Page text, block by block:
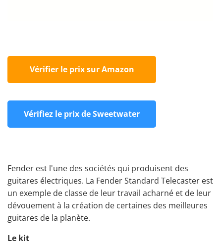
Vérifier le prix sur Amazon
Vérifiez le prix de Sweetwater
Fender est l'une des sociétés qui produisent des
guitares électriques. La Fender Standard Telecaster est
un exemple de classe de leur travail acharné et de leur
dévouement à la création de certaines des meilleures
guitares de la planète.
Le kit